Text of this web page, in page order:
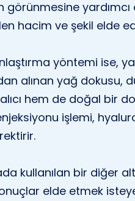
görünmesine
hacim ve şekil elde
yöntemi ise,
alınan yağ dokusu,
hem de doğal bir
işlemi,
kullanılan bir diğer
elde etmek